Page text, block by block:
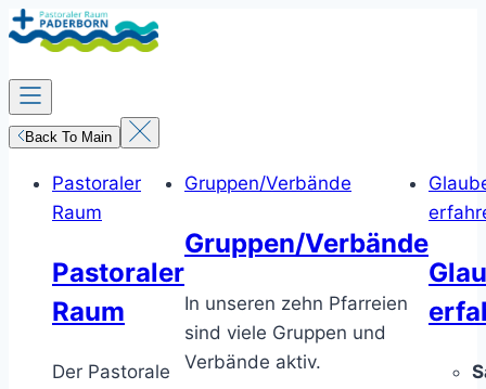
Zum
Inhalt
springen
Back To Main
Pastoraler
Raum
Pastoraler
Raum
Der Pastorale
Gruppen/Verbände
Gruppen/Verbände
In unseren zehn Pfarreien
sind viele Gruppen und
Verbände aktiv.